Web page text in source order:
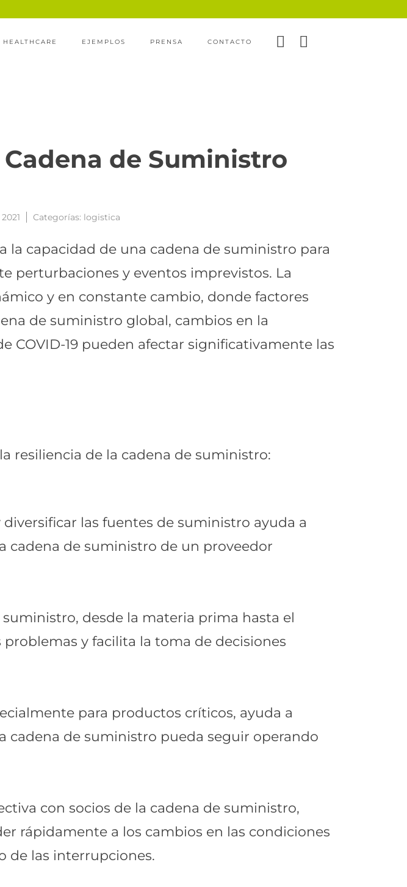
HEALTHCARE EJEMPLOS PRENSA CONTACTO
de Suministro
Categorías: logistica
la capacidad de una cadena de suministro para
perturbaciones y eventos imprevistos. La
y en constante cambio, donde factores
de suministro global, cambios en la
COVID-19 pueden afectar significativamente las
resiliencia de la cadena de suministro:
las fuentes de suministro ayuda a
cadena de suministro de un proveedor
desde la materia prima hasta el
y facilita la toma de decisiones
para productos críticos, ayuda a
cadena de suministro pueda seguir operando
con socios de la cadena de suministro,
rápidamente a los cambios en las condiciones
de las interrupciones.